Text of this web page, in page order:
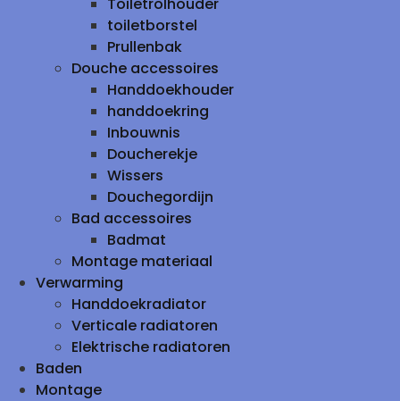
toiletborstel
Prullenbak
Douche accessoires
Handdoekhouder
handdoekring
Inbouwnis
Doucherekje
Wissers
Douchegordijn
Bad accessoires
Badmat
Montage materiaal
Verwarming
Handdoekradiator
Verticale radiatoren
Elektrische radiatoren
Baden
Montage